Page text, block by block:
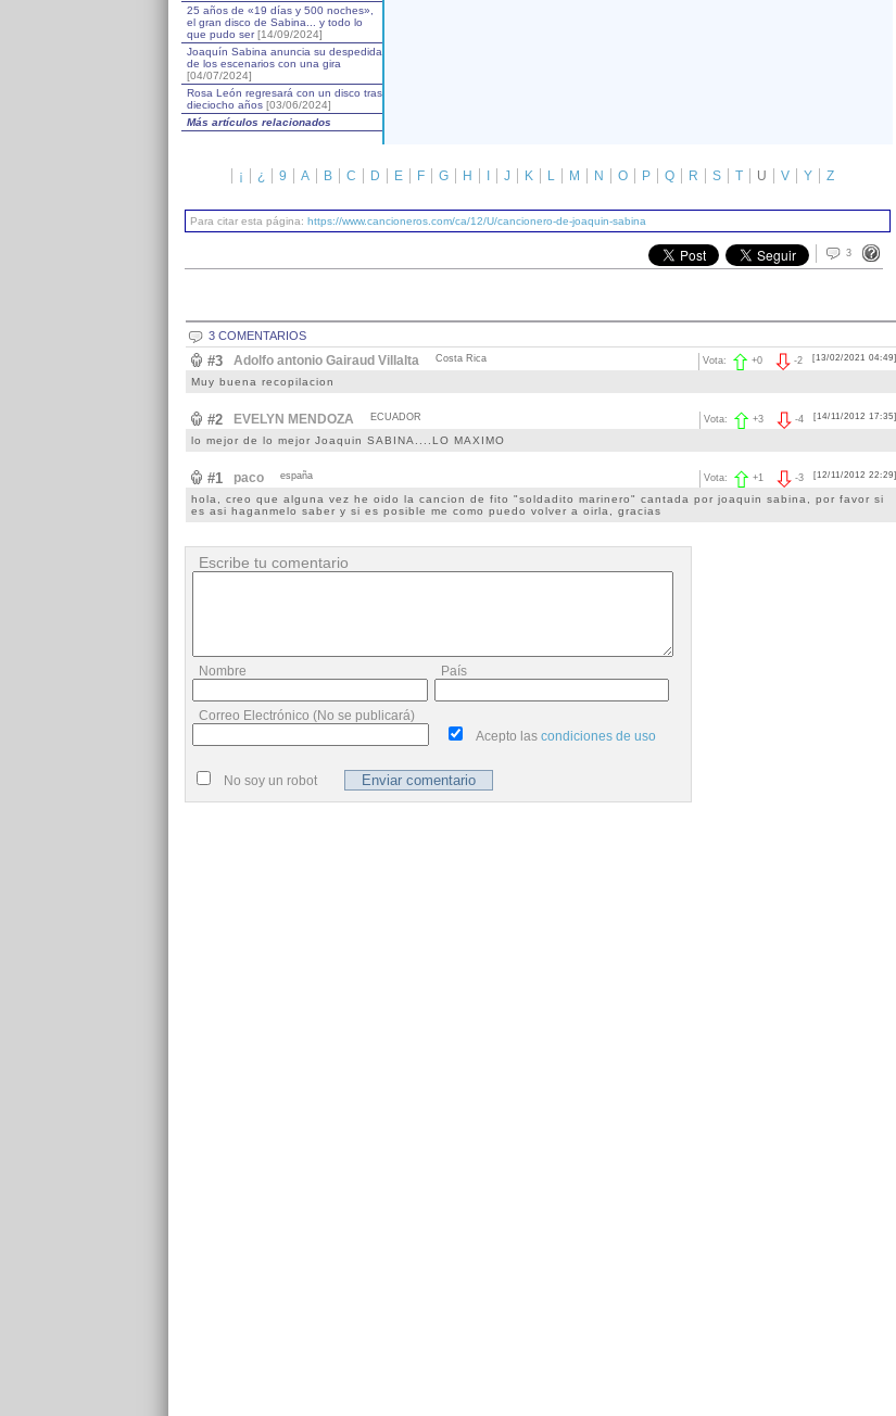
25 años de «19 días y 500 noches»,
el gran disco de Sabina... y todo lo
que pudo ser[14/09/2024]
Joaquín Sabina anuncia su despedida
de los escenarios con una gira
[04/07/2024]
Rosa León regresará con un disco tras
dieciocho años [03/06/2024]
Más artículos relacionados
¡ ¿ 9 A B C D E F G H J K L M N O P Q R S T U V Y Z
Para citar esta página: https://www.cancioneros.com/ca/12/U/cancionero-de-joaquin-sabina
3
3 COMENTARIOS
#3 Adolfo antonio Gairaud Villalta Costa Rica [13/02/2021 04:49]
-2
Vota: +0
Muy buena recopilacion
#2 EVELYN MENDOZA ECUADOR [14/11/2012 17:35]
-4
Vota: +3
lo mejor de lo mejor Joaquin SABINA....LO MAXIMO
#1 paco españa [12/11/2012 22:29]
-3
Vota: +1
hola, creo que alguna vez he oido la cancion de fito "soldadito marinero" cantada por joaquin sabina, por favor si
es asi haganmelo saber y si es posible me como puedo volver a oirla, gracias
Escribe tu comentario
Nombre País
Correo Electrónico (No se publicará)
Acepto las condiciones de uso
No soy un robot